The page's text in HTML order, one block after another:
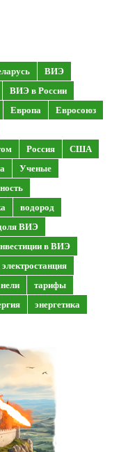
ВИЭ
ВИЭ в России
Европа
Евросоюз
Россия
США
Ученые
водород
ВИЭ
в ВИЭ
тарифы
энергетика